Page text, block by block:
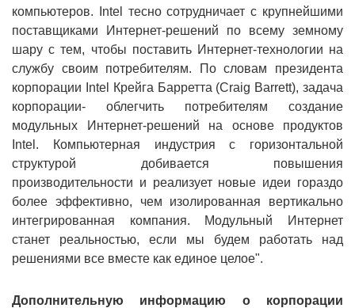
компьютеров. Intel тесно сотрудничает с крупнейшими
поставщиками Интернет-решений по всему земному
шару с тем, чтобы поставить Интернет-технологии на
службу своим потребителям. По словам президента
корпорации Intel Крейга Барретта (Craig Barrett), задача
корпорации- облегчить потребителям создание
модульных Интернет-решений на основе продуктов
Intel. Компьютерная индустрия с горизонтальной
структурой добивается повышения
производительности и реализует новые идеи гораздо
более эффективно, чем изолированная вертикально
интегрированная компания. Модульный Интернет
станет реальностью, если мы будем работать над
решениями все вместе как единое целое".
Дополнительную информацию о корпорации